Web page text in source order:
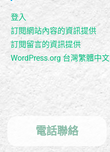
登入
訂閱網站內容的資訊提供
訂閱留言的資訊提供
WordPress.org 台灣繁體中文
電話聯絡